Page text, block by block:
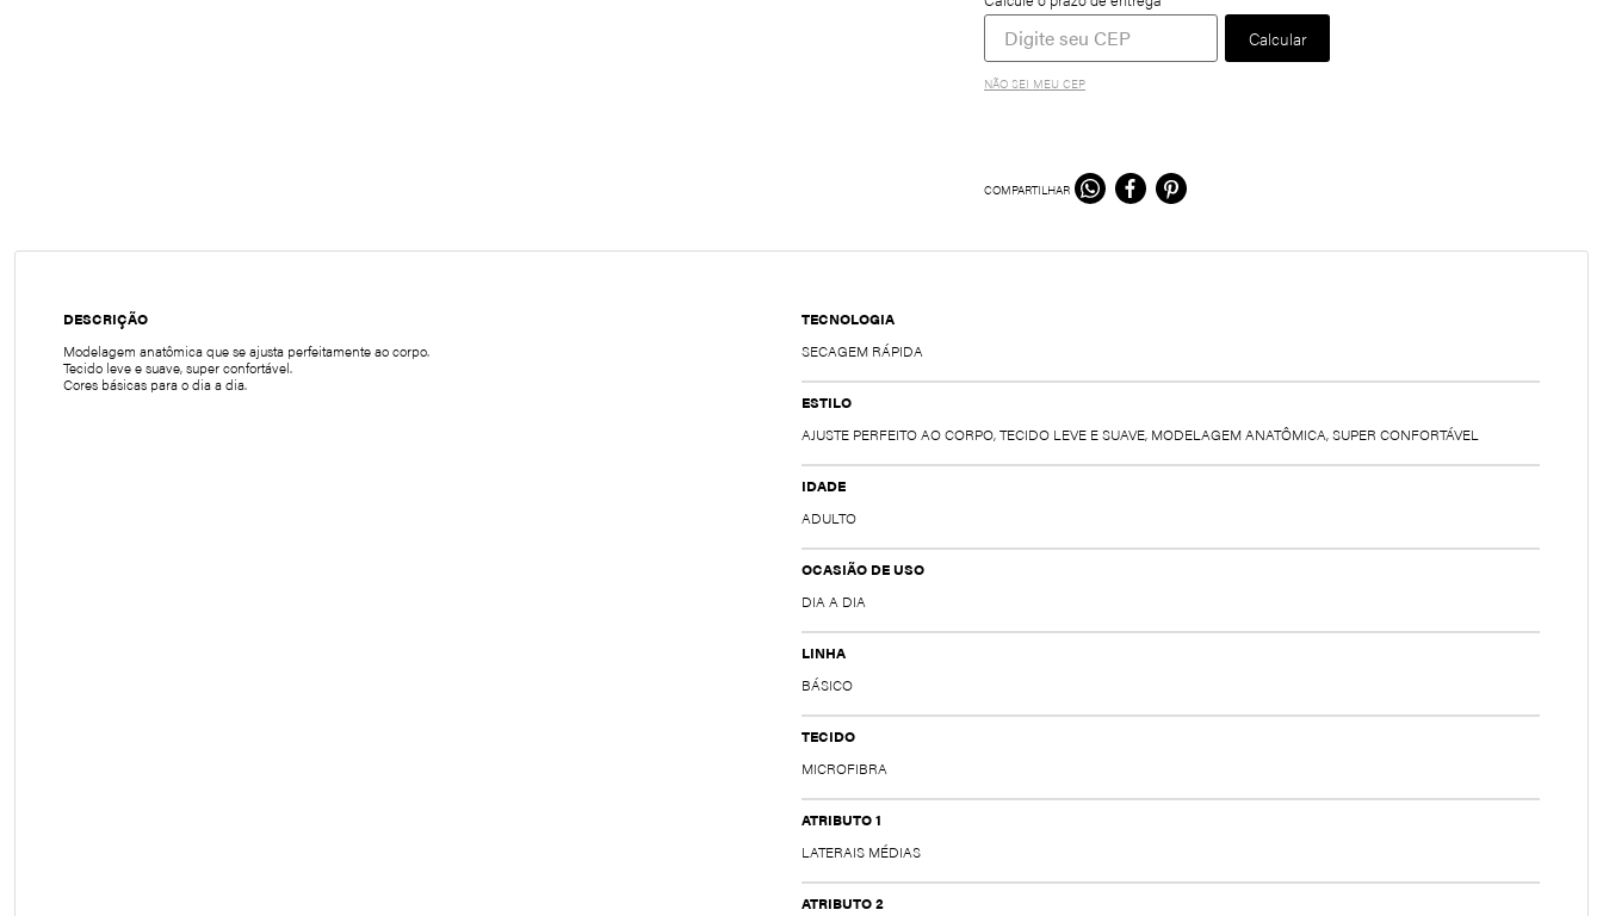
NÃO SEI MEU CEP
COMPARTILHAR
DESCRIÇÃO
Modelagem anatômica que se ajusta perfeitamente ao corpo.
Tecido leve e suave, super confortável.
Cores básicas para o dia a dia.
TECNOLOGIA
SECAGEM RÁPIDA
ESTILO
AJUSTE PERFEITO AO CORPO, TECIDO LEVE E SUAVE, MODELAGEM ANATÔMICA, SUPER CONFORTÁVEL
IDADE
ADULTO
OCASIÃO DE USO
DIA A DIA
LINHA
BÁSICO
TECIDO
MICROFIBRA
ATRIBUTO 1
LATERAIS MÉDIAS
ATRIBUTO 2